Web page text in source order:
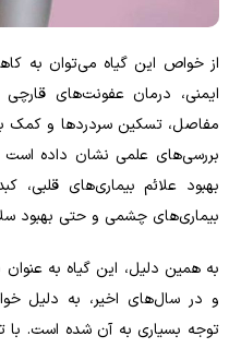
از خواص این گیاه می‌توان به
ایمنی، درمان عفونت‌های
مفاصل، تسکین سردردها و کمک
بررسی‌های علمی نشان داده است
بهبود علائم بیماری‌های قلبی،
بیماری‌های چشمی و حتی بهبود
به همین دلیل، این گیاه به
و در سال‌های اخیر، به دلیل
توجه بسیاری به آن شده است. با